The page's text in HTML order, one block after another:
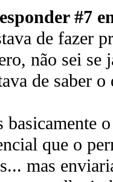
#7
de fazer
não sei se
de saber
basicamente
que o
mas